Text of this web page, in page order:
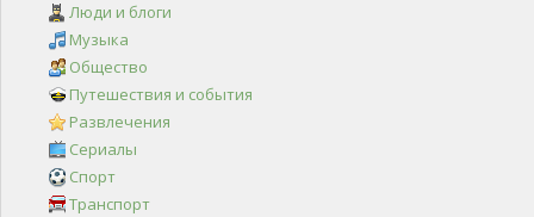
Люди и блоги
Музыка
Общество
Путешествия и события
Развлечения
Сериалы
Спорт
Транспорт